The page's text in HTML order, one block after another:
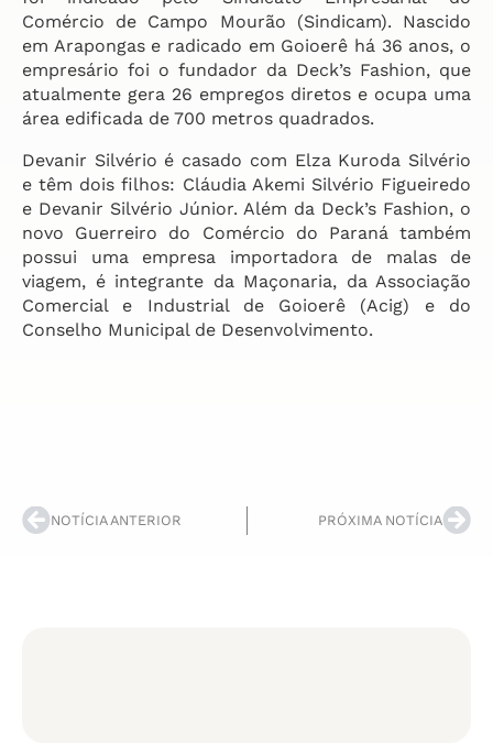
Comércio de Campo Mourão (Sindicam). Nascido
em Arapongas e radicado em Goioerê há 36 anos, o
empresário foi o fundador da Deck’s Fashion, que
atualmente gera 26 empregos diretos e ocupa uma
área edificada de 700 metros quadrados.
Devanir Silvério é casado com Elza Kuroda Silvério
e têm dois filhos: Cláudia Akemi Silvério Figueiredo
e Devanir Silvério Júnior. Além da Deck’s Fashion, o
novo Guerreiro do Comércio do Paraná também
possui uma empresa importadora de malas de
viagem, é integrante da Maçonaria, da Associação
Comercial e Industrial de Goioerê (Acig) e do
Conselho Municipal de Desenvolvimento.
NOTÍCIA ANTERIOR PRÓXIMA NOTÍCIA